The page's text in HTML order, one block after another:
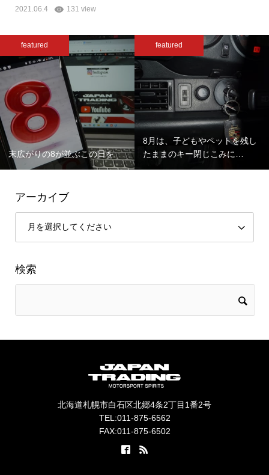
2021.06.4 131 view
featured
末広がりの8が並ぶこの日を
featured
8月は、子どもやペットを残し
たままのキー閉じこみに…
アーカイブ
検索
北海道札幌市白石区北郷4条2丁目1番2号
TEL:011-875-6562
FAX:011-875-6502